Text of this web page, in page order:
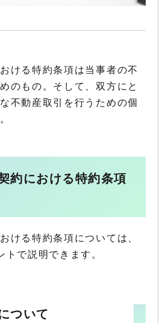
ける特約条項は当事者の不
のもの。そして、双方にと
不動産取引を行うための個
約における特約条項
ける特約条項については、
で説明できます。
ついて